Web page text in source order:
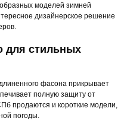
моделей зимней
дизайнерское решение
для стильных
фасона прикрывает
полную защиту от
продаются и короткие модели,
погоды.